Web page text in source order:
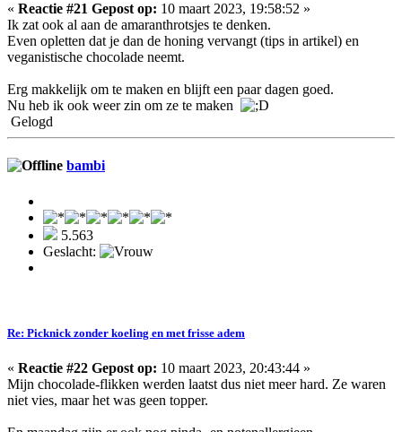
« Reactie #21 Gepost op: 10 maart 2023, 19:58:52 »
Ik zat ook al aan de amaranthrotsjes te denken.
Even opletten dat je dan de honing vervangt (tips in artikel) en
veganistische chocolade neemt.
Erg makkelijk om te maken en blijft een paar dagen goed.
Nu heb ik ook weer zin om ze te maken
Gelogd
bambi
5.563
Geslacht:
Re: Picknick zonder koeling en met frisse adem
« Reactie #22 Gepost op: 10 maart 2023, 20:43:44 »
Mijn chocolade-flikken werden laatst dus niet meer hard. Ze waren
niet vies, maar het was geen topper.